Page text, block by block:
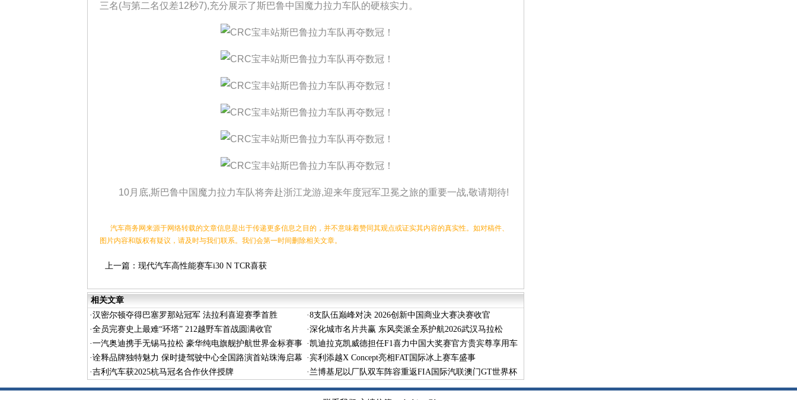
三名(与第二名仅差12秒7),充分展示了斯巴鲁中国魔力拉力车队的硬核实力。
10月底,斯巴鲁中国魔力拉力车队将奔赴浙江龙游,迎来年度冠军卫冕之旅的重要一战,敬请期待!
汽车商务网来源于网络转载的文章信息是出于传递更多信息之目的，并不意味着赞同其观点或证实其内容的真实性。如对稿件、
图片内容和版权有疑议，请及时与我们联系。我们会第一时间删除相关文章。
上一篇： 现代汽车高性能赛车i30 N TCR喜获
相关文章
·汉密尔顿夺得巴塞罗那站冠军 法拉利喜迎赛季首胜 ·8支队伍巅峰对决 2026创新中国商业大赛决赛收官
·全员完赛史上最难“环塔” 212越野车首战圆满收官 ·深化城市名片共赢 东风奕派全系护航2026武汉马拉松
·一汽奥迪携手无锡马拉松 豪华纯电旗舰护航世界金标赛事 ·凯迪拉克凯威德担任F1喜力中国大奖赛官方贵宾尊享用车
·诠释品牌独特魅力 保时捷驾驶中心全国路演首站珠海启幕 ·宾利添越X Concept亮相FAT国际冰上赛车盛事
·吉利汽车获2025杭马冠名合作伙伴授牌 · 兰博基尼以厂队双车阵容重返FIA国际汽联澳门GT世界杯